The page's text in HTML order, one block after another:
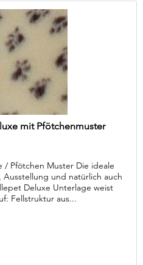
mit Pfötchenmuster
Pfötchen Muster Die ideale
und natürlich auch
Deluxe Unterlage weist
Fellstruktur aus...